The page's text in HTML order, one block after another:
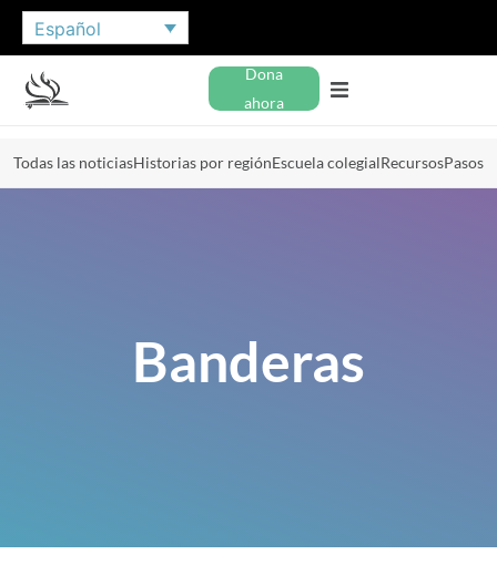
Español
Dona
ahora
Todas las noticiasHistorias por regiónEscuela colegialRecursosPasos
Banderas